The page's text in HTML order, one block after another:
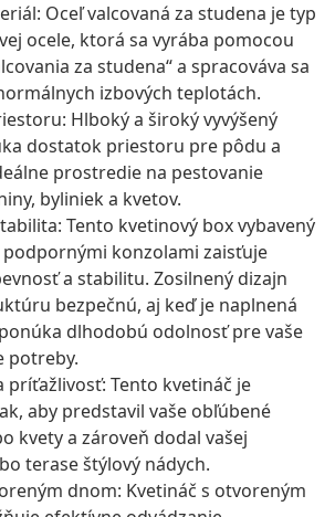
Oceľ valcovaná za studena je typ
ocele, ktorá sa vyrába pomocou
za studena“ a spracováva sa
izbových teplotách.
Hlboký a široký vyvýšený
dostatok priestoru pre pôdu a
prostredie na pestovanie
byliniek a kvetov.
Tento kvetinový box vybavený
konzolami zaisťuje
a stabilitu. Zosilnený dizajn
bezpečnú, aj keď je naplnená
dlhodobú odolnosť pre vaše
potreby.
príťažlivosť: Tento kvetináč je
aby predstavil vaše obľúbené
kvety a zároveň dodal vašej
terase štýlový nádych.
dnom: Kvetináč s otvoreným